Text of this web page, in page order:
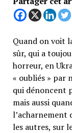
Quand on voit
sûr, qui a
horreur, en
« oubliés » par
qui dénoncent
mais aussi
l’acharnement
les autres, sur